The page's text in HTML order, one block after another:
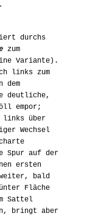
durchs
zum
Variante).
links zum
dem
deutliche,
empor;
links über
Wechsel
Spur auf der
ersten
bald
Fläche
Sattel
bringt aber